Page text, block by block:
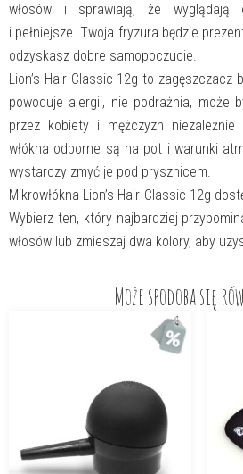
włosów i sprawiają, że
i pełniejsze. Twoja fryzura będzie
odzyskasz dobre samopoczucie.
Lion’s Hair Classic 12g to zagęszczacz
powoduje alergii, nie podrażnia, może
przez kobiety i mężczyzn niezależnie
włókna odporne są na pot i warunki
wystarczy zmyć je pod prysznicem.
Mikrowłókna Lion’s Hair Classic 12g
Wybierz ten, który najbardziej
włosów lub zmieszaj dwa kolory, aby
Może spodoba się